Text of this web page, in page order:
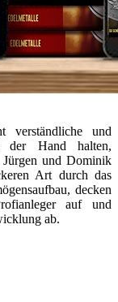
und
der Hand halten,
und Dominik
Art durch das
decken
auf und
ab.